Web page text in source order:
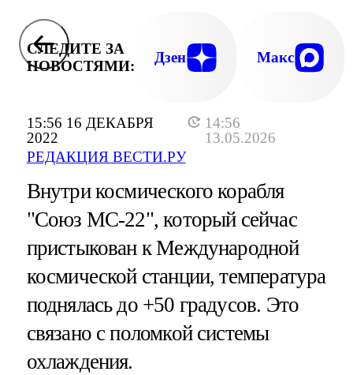
15:56 16 ДЕКАБРЯ
2022
14:56
13.05.2026
РЕДАКЦИЯ ВЕСТИ.РУ
СЛЕДИТЕ ЗА
НОВОСТЯМИ:
Дзен Макс
Внутри космического корабля
"Союз МС-22", который сейчас
пристыкован к Международной
космической станции, температура
поднялась до +50 градусов. Это
связано с поломкой системы
охлаждения.